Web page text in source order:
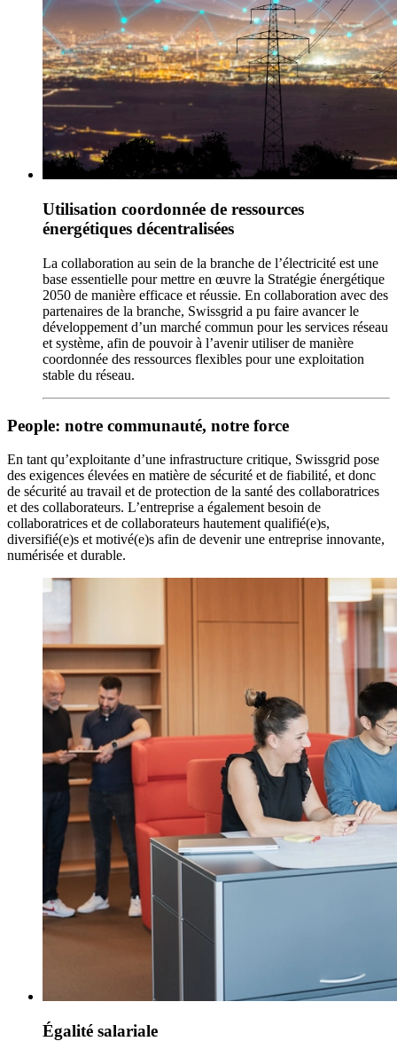
Utilisation coordonnée de ressources
énergétiques décentralisées
La collaboration au sein de la branche de l’électricité est une
base essentielle pour mettre en œuvre la Stratégie énergétique
2050 de manière efficace et réussie. En collaboration avec des
partenaires de la branche, Swissgrid a pu faire avancer le
développement d’un marché commun pour les services réseau
et système, afin de pouvoir à l’avenir utiliser de manière
coordonnée des ressources flexibles pour une exploitation
stable du réseau.
People: notre communauté, notre force
En tant qu’exploitante d’une infrastructure critique, Swissgrid pose
des exigences élevées en matière de sécurité et de fiabilité, et donc
de sécurité au travail et de protection de la santé des collaboratrices
et des collaborateurs. L’entreprise a également besoin de
collaboratrices et de collaborateurs hautement qualifié(e)s,
diversifié(e)s et motivé(e)s afin de devenir une entreprise innovante,
numérisée et durable.
Égalité salariale